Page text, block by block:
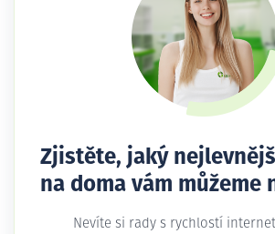
Zjistěte, jaký
na doma vám můžeme
Nevíte si rady s rychlostí